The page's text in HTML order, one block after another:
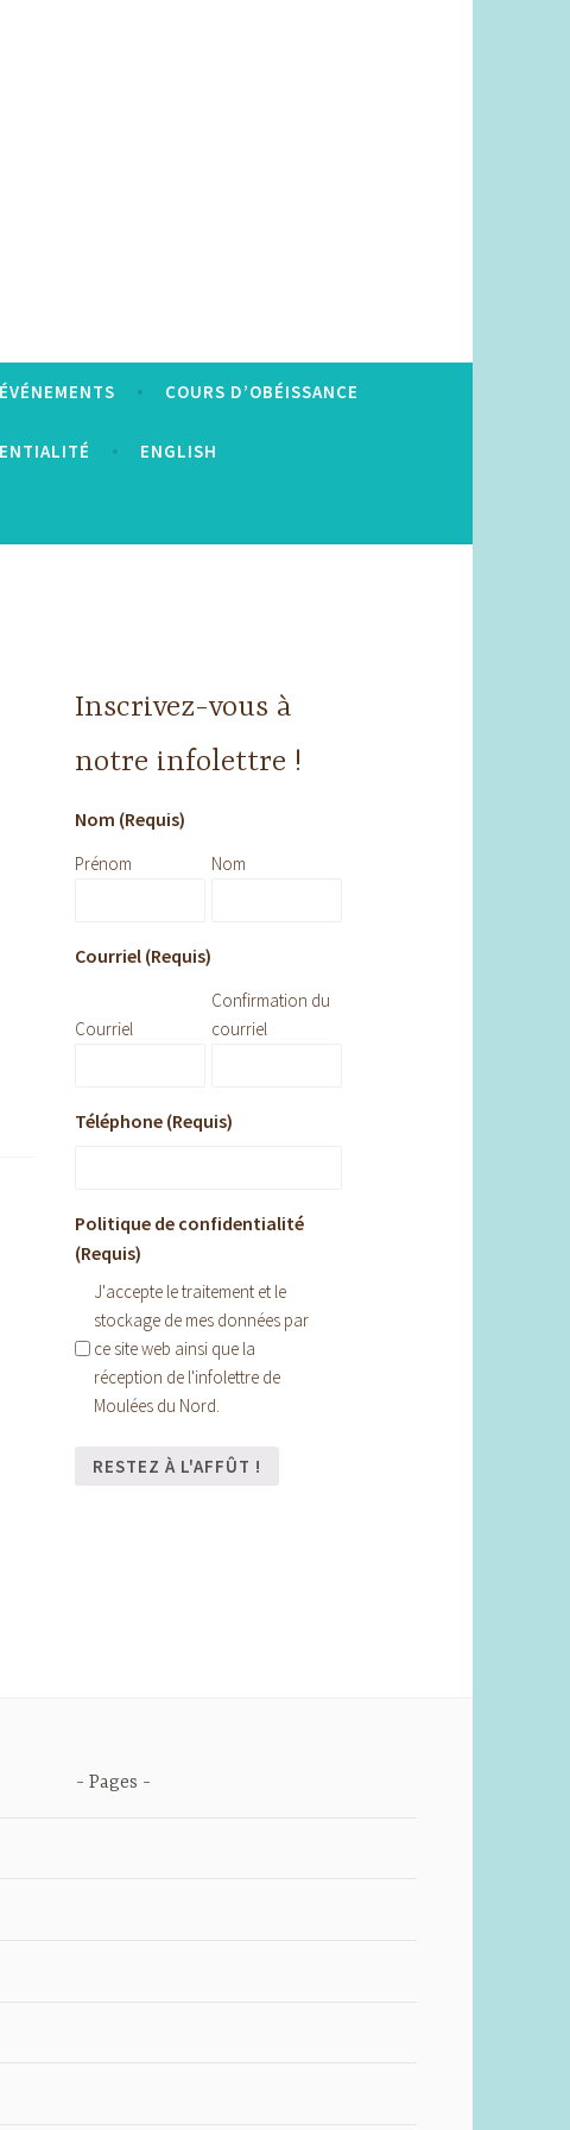
ÉVÉNEMENTS COURS D’OBÉISSANCE
ENGLISH
Inscrivez-vous à
notre infolettre !
Nom (Requis)
Prénom Nom
Courriel (Requis)
Courriel
Confirmation du
courriel
Téléphone (Requis)
Politique de confidentialité
(Requis)
J'accepte le traitement et le
stockage de mes données par
ce site web ainsi que la
réception de l'infolettre de
Moulées du Nord.
Pages